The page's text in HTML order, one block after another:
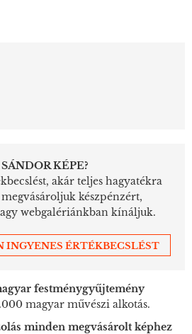
KÉPE?
akár teljes hagyatékra
készpénzért,
webgalériánkban kínáljuk.
INGYENES ÉRTÉKBECSLÉST
festménygyűjtemény
magyar művészi alkotás.
minden megvásárolt képhez